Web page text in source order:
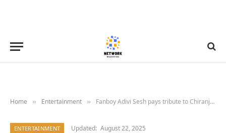
Home » Entertainment » Fanboy Adivi Sesh pays tribute to Chiranjeevi on his 70th birthday: “He makes all of us juniors feel old” : Bollywood News – Bollywood Hungama
ENTERTAINMENT Updated: August 22, 2025